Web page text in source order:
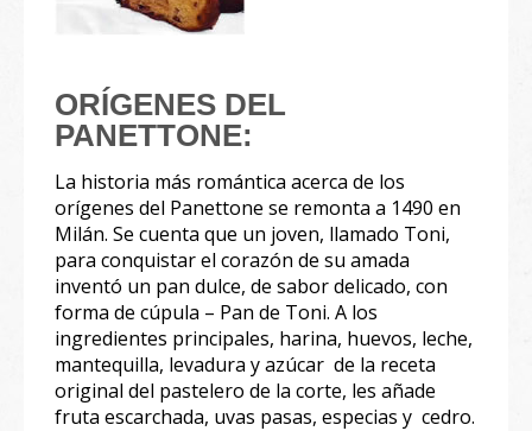
ORÍGENES DEL
PANETTONE:
La historia más romántica acerca de los
orígenes del Panettone se remonta a 1490 en
Milán. Se cuenta que un joven, llamado Toni,
para conquistar el corazón de su amada
inventó un pan dulce, de sabor delicado, con
forma de cúpula – Pan de Toni. A los
ingredientes principales, harina, huevos, leche,
mantequilla, levadura y azúcar de la receta
original del pastelero de la corte, les añade
fruta escarchada, uvas pasas, especias y cedro.